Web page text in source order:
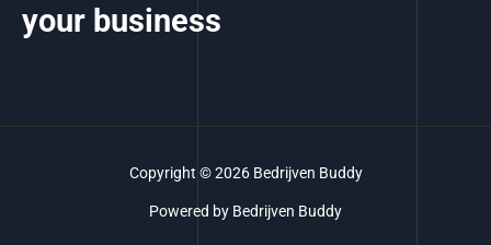
your business
Copyright © 2026 Bedrijven Buddy
Powered by Bedrijven Buddy